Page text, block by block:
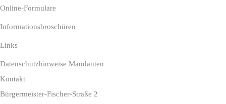
Online-Formulare
Informationsbroschüren
Links
Datenschutzhinweise Mandanten
Kontakt
Bürgermeister-Fischer-Straße 2